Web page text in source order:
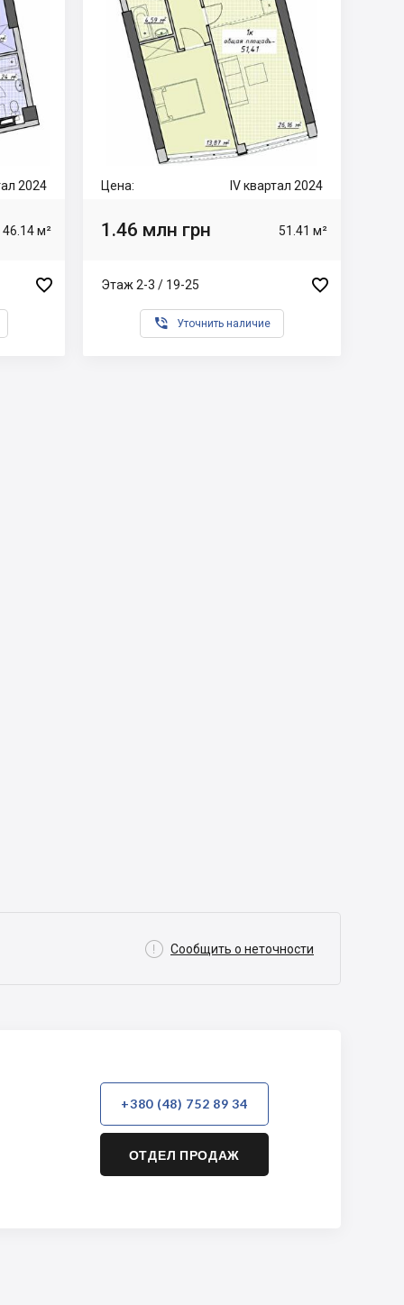
2024
46.14 м²

Цена: IV квартал 2024
1.46 млн грн 51.41 м²
Этаж 2-3 / 19-25 
 Уточнить наличие
 Сообщить о неточности
+380 (48) 752 89 34
ОТДЕЛ ПРОДАЖ